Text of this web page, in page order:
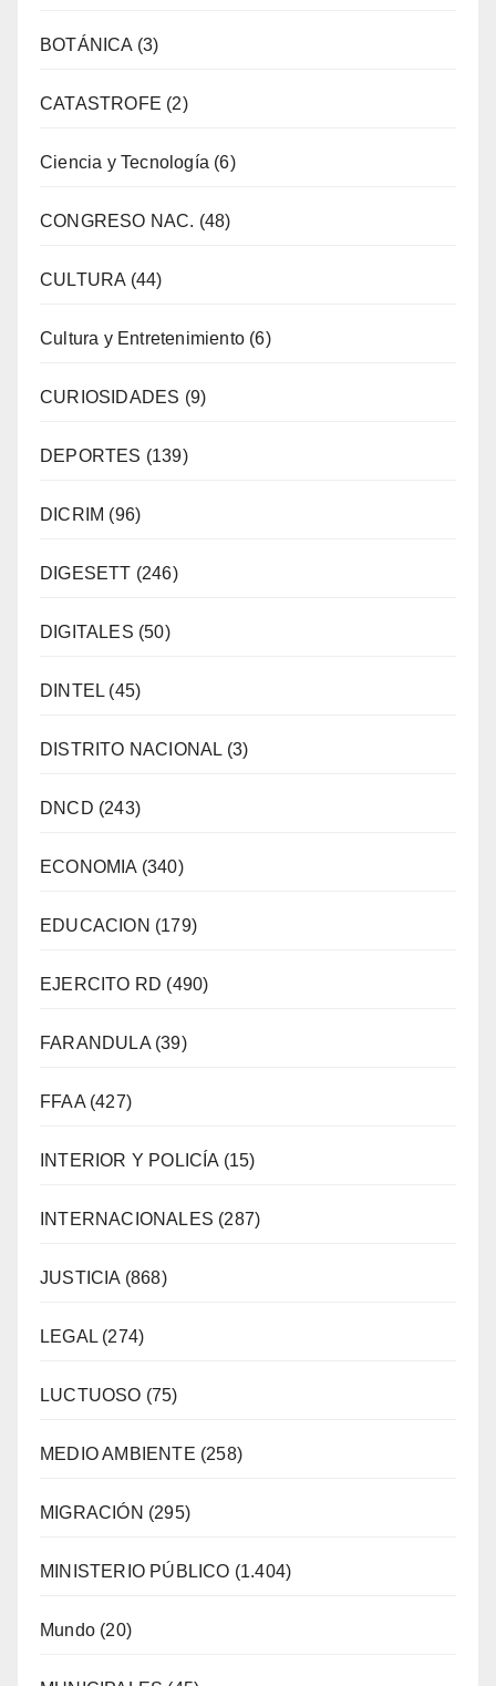
BOTÁNICA (3)
CATASTROFE (2)
Ciencia y Tecnología (6)
CONGRESO NAC. (48)
CULTURA (44)
Cultura y Entretenimiento (6)
CURIOSIDADES (9)
DEPORTES (139)
DICRIM (96)
DIGESETT (246)
DIGITALES (50)
DINTEL (45)
DISTRITO NACIONAL (3)
DNCD (243)
ECONOMIA (340)
EDUCACION (179)
EJERCITO RD (490)
FARANDULA(39)
FFAA(427)
INTERIOR Y POLICÍA (15)
INTERNACIONALES (287)
JUSTICIA (868)
LEGAL (274)
LUCTUOSO (75)
MEDIO AMBIENTE (258)
MIGRACIÓN (295)
MINISTERIO PÚBLICO (1.404)
Mundo (20)